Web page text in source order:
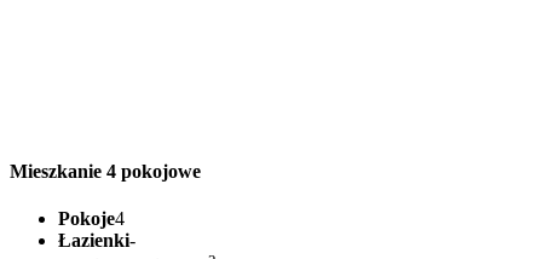
Mieszkanie 4 pokojowe
Pokoje4
Łazienki-